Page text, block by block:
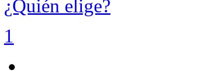
¿Quién elige?
1